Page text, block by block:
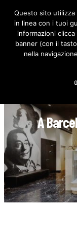
A
Questo sito utilizza
in linea con i tuoi
informazioni
banner (con il
nella